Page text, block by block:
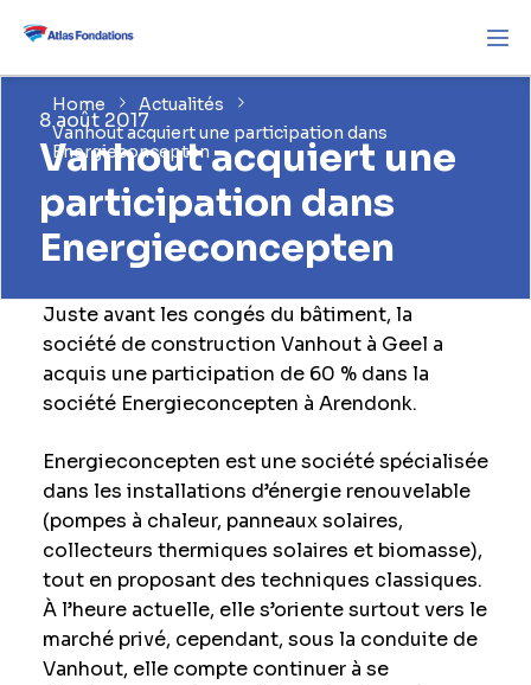
Home
Actualités
Vanhout acquiert une participation dans
Energieconcepten
8 août 2017
Vanhout acquiert une
participation dans
Energieconcepten
Juste avant les congés du bâtiment, la
société de construction Vanhout à Geel a
acquis une participation de 60 % dans la
société Energieconcepten à Arendonk.
Energieconcepten est une société spécialisée
dans les installations d’énergie renouvelable
(pompes à chaleur, panneaux solaires,
collecteurs thermiques solaires et biomasse),
tout en proposant des techniques classiques.
À l’heure actuelle, elle s’oriente surtout vers le
marché privé, cependant, sous la conduite de
Vanhout, elle compte continuer à se